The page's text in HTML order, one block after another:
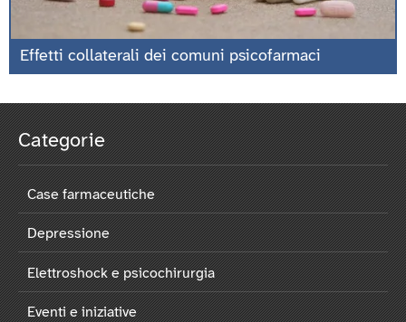
Effetti collaterali dei comuni psicofarmaci
Categorie
Case farmaceutiche
Depressione
Elettroshock e psicochirurgia
Eventi e iniziative